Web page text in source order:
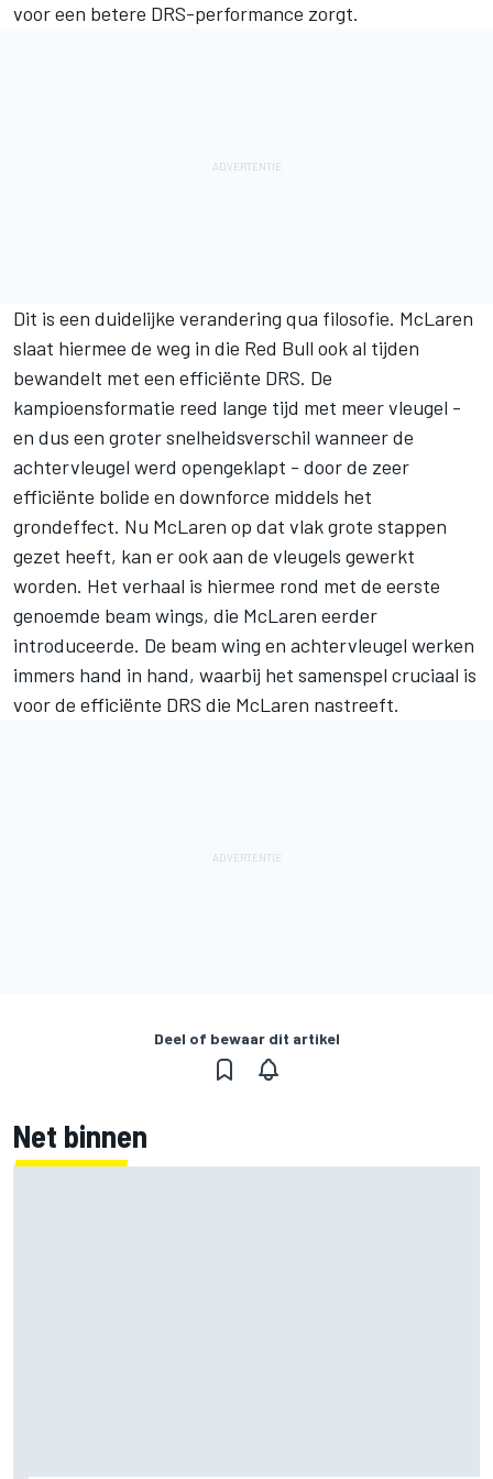
voor een betere DRS-performance zorgt.
Dit is een duidelijke verandering qua filosofie. McLaren
slaat hiermee de weg in die Red Bull ook al tijden
bewandelt met een efficiënte DRS. De
kampioensformatie reed lange tijd met meer vleugel -
en dus een groter snelheidsverschil wanneer de
achtervleugel werd opengeklapt - door de zeer
efficiënte bolide en downforce middels het
grondeffect. Nu McLaren op dat vlak grote stappen
gezet heeft, kan er ook aan de vleugels gewerkt
worden. Het verhaal is hiermee rond met de eerste
genoemde beam wings, die McLaren eerder
introduceerde. De beam wing en achtervleugel werken
immers hand in hand, waarbij het samenspel cruciaal is
voor de efficiënte DRS die McLaren nastreeft.
Deel of bewaar dit artikel
Net binnen